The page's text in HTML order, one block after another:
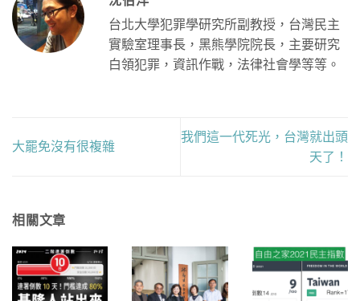
台北大學犯罪學研究所副教授，台灣民主
實驗室理事長，黑熊學院院長，主要研究
白領犯罪，資訊作戰，法律社會學等等。
大罷免沒有很複雜
我們這一代死光，台灣就出頭
天了！
相關文章